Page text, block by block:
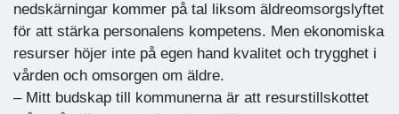
nedskärningar kommer på tal liksom äldreomsorgslyftet
för att stärka personalens kompetens. Men ekonomiska
resurser höjer inte på egen hand kvalitet och trygghet i
vården och omsorgen om äldre.
– Mitt budskap till kommunerna är att resurstillskottet